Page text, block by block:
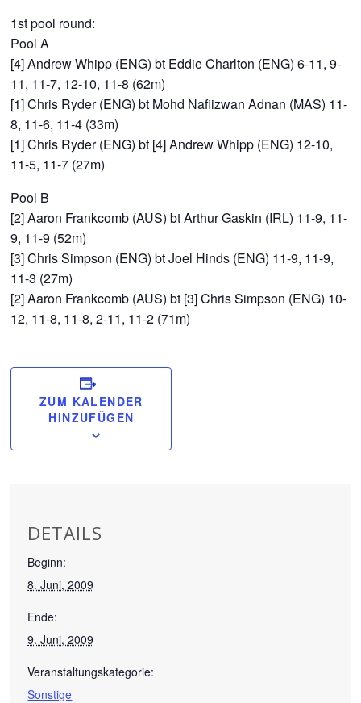
1st pool round:
Pool A
[4] Andrew Whipp (ENG) bt Eddie Charlton (ENG) 6-11, 9-
11, 11-7, 12-10, 11-8 (62m)
[1] Chris Ryder (ENG) bt Mohd Nafiizwan Adnan (MAS) 11-
8, 11-6, 11-4 (33m)
[1] Chris Ryder (ENG) bt [4] Andrew Whipp (ENG) 12-10,
11-5, 11-7 (27m)
Pool B
[2] Aaron Frankcomb (AUS) bt Arthur Gaskin (IRL) 11-9, 11-
9, 11-9 (52m)
[3] Chris Simpson (ENG) bt Joel Hinds (ENG) 11-9, 11-9,
11-3 (27m)
[2] Aaron Frankcomb (AUS) bt [3] Chris Simpson (ENG) 10-
12, 11-8, 11-8, 2-11, 11-2 (71m)
ZUM KALENDER
HINZUFÜGEN
DETAILS
Beginn:
8. Juni, 2009
Ende:
9. Juni, 2009
Veranstaltungskategorie:
Sonstige